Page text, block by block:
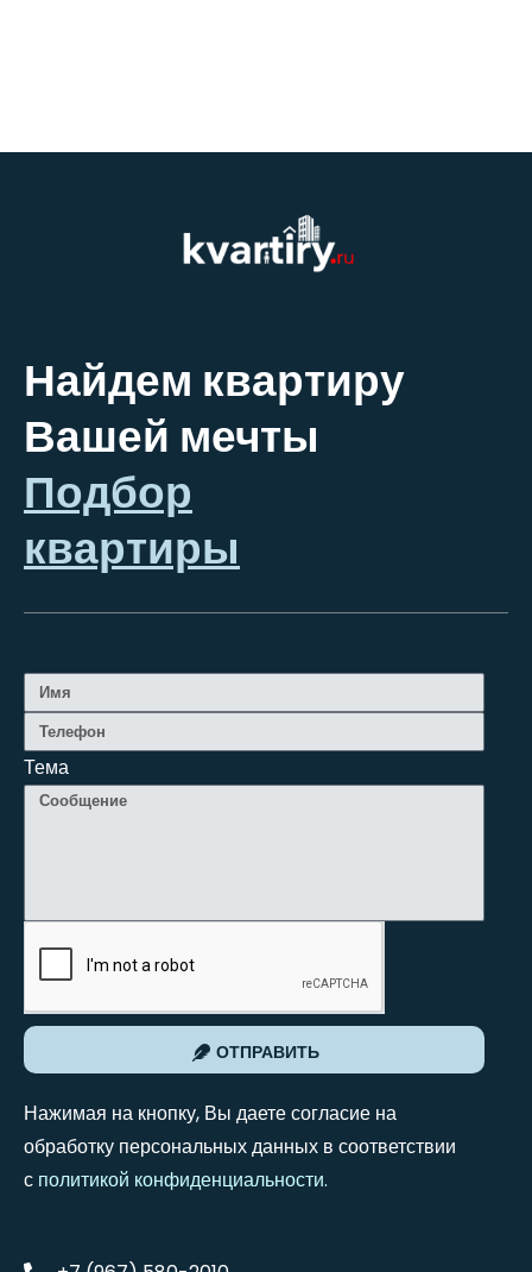
Найдем квартиру
Вашей мечты
Подбор
квартиры
Тема
ОТПРАВИТЬ
Нажимая на кнопку, Вы даете согласие на
обработку персональных данных в соответствии
с политикой конфиденциальности.